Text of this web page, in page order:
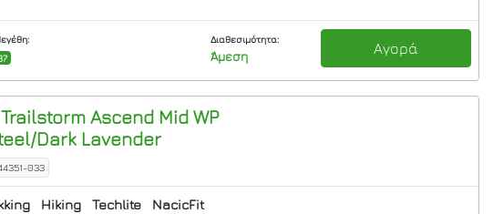
Διαθεσιμότητα:
Άμεση Αγορά
Trailstorm Ascend Mid WP
Dark Lavender
033
Hiking Techlite NacicFit